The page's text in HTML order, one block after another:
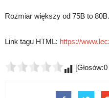
Rozmiar większy od 75B to 80B.
Link tagu HTML: https://